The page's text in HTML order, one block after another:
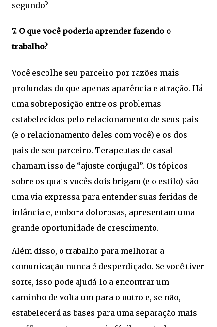
segundo?
7. O que você poderia aprender fazendo o
trabalho?
Você escolhe seu parceiro por razões mais
profundas do que apenas aparência e atração. Há
uma sobreposição entre os problemas
estabelecidos pelo relacionamento de seus pais
(e o relacionamento deles com você) e os dos
pais de seu parceiro. Terapeutas de casal
chamam isso de “ajuste conjugal”. Os tópicos
sobre os quais vocês dois brigam (e o estilo) são
uma via expressa para entender suas feridas de
infância e, embora dolorosas, apresentam uma
grande oportunidade de crescimento.
Além disso, o trabalho para melhorar a
comunicação nunca é desperdiçado. Se você tiver
sorte, isso pode ajudá-lo a encontrar um
caminho de volta um para o outro e, se não,
estabelecerá as bases para uma separação mais